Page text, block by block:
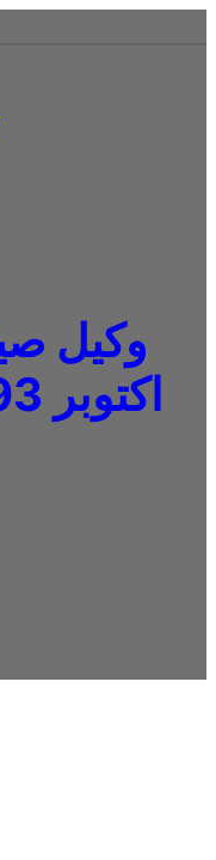
اكتوبر 01223179993